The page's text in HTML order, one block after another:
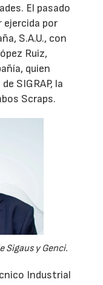
El pasado
ejercida por
S.A.U., con
Ruiz,
quien
SIGRAP, la
Scraps.
Sigaus y Genci.
Industrial